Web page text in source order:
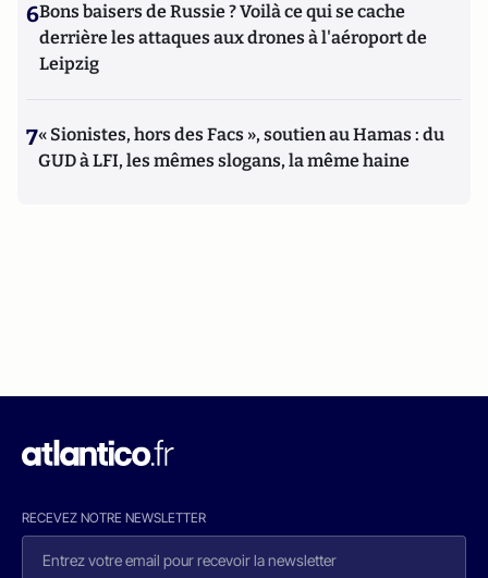
6Bons baisers de Russie ? Voilà ce qui se cache
derrière les attaques aux drones à l'aéroport de
Leipzig
7« Sionistes, hors des Facs », soutien au Hamas : du
GUD à LFI, les mêmes slogans, la même haine
RECEVEZ NOTRE NEWSLETTER